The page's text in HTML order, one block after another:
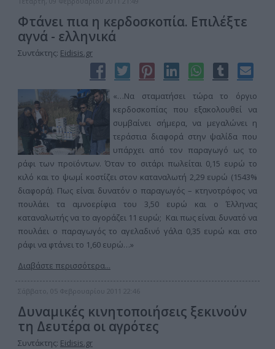
Φτάνει πια η κερδοσκοπία. Επιλέξτε
αγνά - ελληνικά
Συντάκτης: Eidisis.gr
«…Να σταματήσει τώρα το όργιο
κερδοσκοπίας που εξακολουθεί να
συμβαίνει σήμερα, να μεγαλώνει η
τεράστια διαφορά στην ψαλίδα που
υπάρχει από τον παραγωγό ως το
ράφι των προϊόντων. Όταν το σιτάρι πωλείται 0,15 ευρώ το
κιλό και το ψωμί κοστίζει στον καταναλωτή 2,29 ευρώ (1543%
διαφορά). Πως είναι δυνατόν ο παραγωγός – κτηνοτρόφος να
πουλάει τα αμνοερίφια του 3,50 ευρώ και ο Έλληνας
καταναλωτής να το αγοράζει 11 ευρώ; Και πως είναι δυνατό να
πουλάει ο παραγωγός το αγελαδινό γάλα 0,35 ευρώ και στο
ράφι να φτάνει το 1,60 ευρώ…»
Διαβάστε περισσότερα...
Σάββατο, 05 Φεβρουαρίου 2011 22:46
Δυναμικές κινητοποιήσεις ξεκινούν
τη Δευτέρα οι αγρότες
Συντάκτης: Eidisis.gr